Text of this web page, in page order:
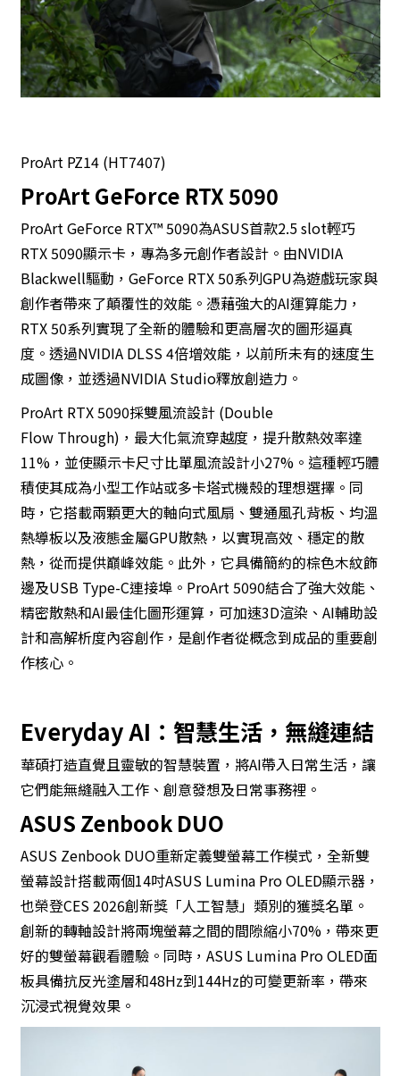
ProArt PZ14 (HT7407)
ProArt GeForce RTX 5090
ProArt GeForce RTX™ 5090為ASUS首款2.5 slot輕巧
RTX 5090顯示卡，專為多元創作者設計。由NVIDIA
Blackwell驅動，GeForce RTX 50系列GPU為遊戲玩家與
創作者帶來了顛覆性的效能。憑藉強大的AI運算能力，
RTX 50系列實現了全新的體驗和更高層次的圖形逼真
度。透過NVIDIA DLSS 4倍增效能，以前所未有的速度生
成圖像，並透過NVIDIA Studio釋放創造力。
ProArt RTX 5090採雙風流設計 (Double
Flow Through)，最大化氣流穿越度，提升散熱效率達
11%，並使顯示卡尺寸比單風流設計小27%。這種輕巧體
積使其成為小型工作站或多卡塔式機殼的理想選擇。同
時，它搭載兩顆更大的軸向式風扇、雙通風孔背板、均溫
熱導板以及液態金屬GPU散熱，以實現高效、穩定的散
熱，從而提供巔峰效能。此外，它具備簡約的棕色木紋飾
邊及USB Type-C連接埠。ProArt 5090結合了強大效能、
精密散熱和AI最佳化圖形運算，可加速3D渲染、AI輔助設
計和高解析度內容創作，是創作者從概念到成品的重要創
作核心。
Everyday AI：智慧生活，無縫連結
華碩打造直覺且靈敏的智慧裝置，將AI帶入日常生活，讓
它們能無縫融入工作、創意發想及日常事務裡。
ASUS Zenbook DUO
ASUS Zenbook DUO重新定義雙螢幕工作模式，全新雙
螢幕設計搭載兩個14吋ASUS Lumina Pro OLED顯示器，
也榮登CES 2026創新獎「人工智慧」類別的獲獎名單。
創新的轉軸設計將兩塊螢幕之間的間隙縮小70%，帶來更
好的雙螢幕觀看體驗。同時，ASUS Lumina Pro OLED面
板具備抗反光塗層和48Hz到144Hz的可變更新率，帶來
沉浸式視覺效果。